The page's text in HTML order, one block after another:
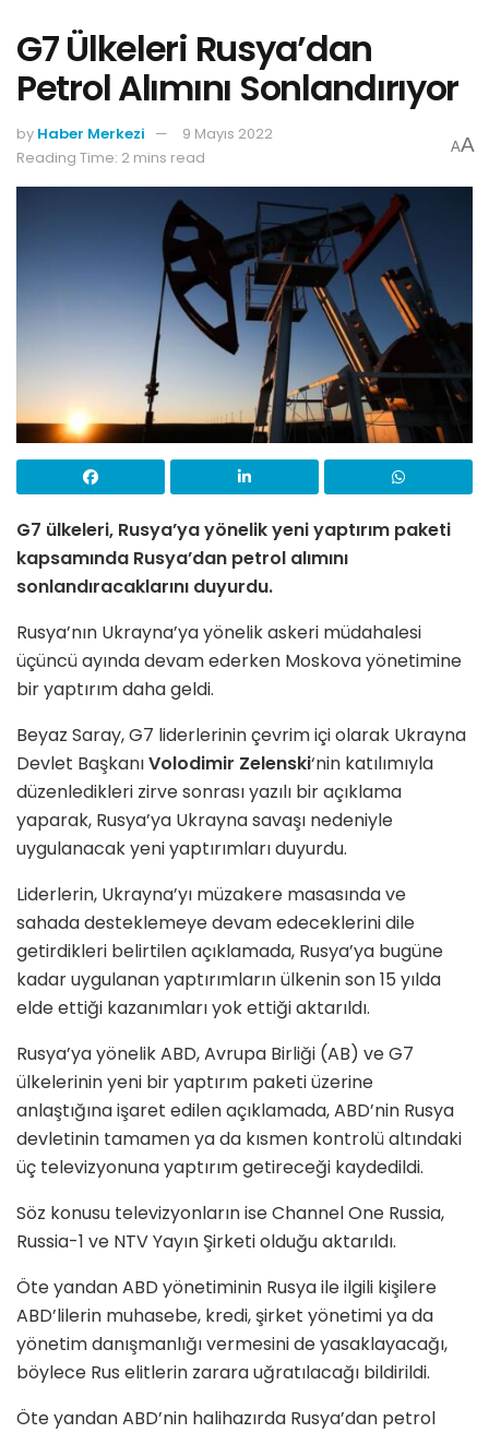
G7 Ülkeleri Rusya’dan
Petrol Alımını Sonlandırıyor
by Haber Merkezi
9 Mayıs 2022
Reading Time: 2 mins read
AA
G7 ülkeleri, Rusya’ya yönelik yeni yaptırım paketi
kapsamında Rusya’dan petrol alımını
sonlandıracaklarını duyurdu.
Rusya’nın Ukrayna’ya yönelik askeri müdahalesi
üçüncü ayında devam ederken Moskova yönetimine
bir yaptırım daha geldi.
Beyaz Saray, G7 liderlerinin çevrim içi olarak Ukrayna
Devlet BaşkanıVolodimir Zelenski‘nin katılımıyla
düzenledikleri zirve sonrası yazılı bir açıklama
yaparak, Rusya’ya Ukrayna savaşı nedeniyle
uygulanacak yeni yaptırımları duyurdu.
Liderlerin, Ukrayna’yı müzakere masasında ve
sahada desteklemeye devam edeceklerini dile
getirdikleri belirtilen açıklamada, Rusya’ya bugüne
kadar uygulanan yaptırımların ülkenin son 15 yılda
elde ettiği kazanımları yok ettiği aktarıldı.
Rusya’ya yönelik ABD, Avrupa Birliği (AB) ve G7
ülkelerinin yeni bir yaptırım paketi üzerine
anlaştığına işaret edilen açıklamada, ABD’nin Rusya
devletinin tamamen ya da kısmen kontrolü altındaki
üç televizyonuna yaptırım getireceği kaydedildi.
Söz konusu televizyonların ise Channel One Russia,
Russia-1 ve NTV Yayın Şirketi olduğu aktarıldı.
Öte yandan ABD yönetiminin Rusya ile ilgili kişilere
ABD’lilerin muhasebe, kredi, şirket yönetimi ya da
yönetim danışmanlığı vermesini de yasaklayacağı,
böylece Rus elitlerin zarara uğratılacağı bildirildi.
Öte yandan ABD’nin halihazırda Rusya’dan petrol